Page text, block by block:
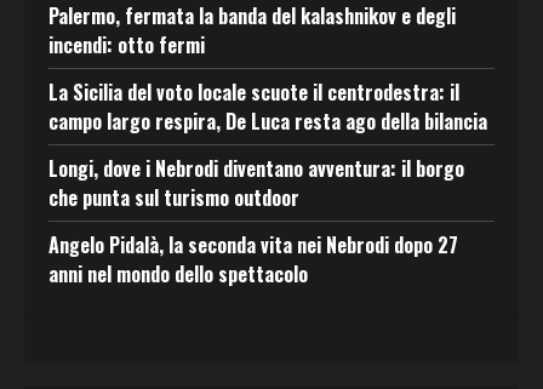
Palermo, fermata la banda del kalashnikov e degli
incendi: otto fermi
La Sicilia del voto locale scuote il centrodestra: il
campo largo respira, De Luca resta ago della bilancia
Longi, dove i Nebrodi diventano avventura: il borgo
che punta sul turismo outdoor
Angelo Pidalà, la seconda vita nei Nebrodi dopo 27
anni nel mondo dello spettacolo